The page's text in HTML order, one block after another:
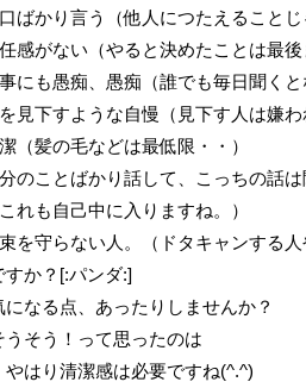
ばかり言う（他人につたえることじ
感がない（やると決めたことは最後
にも愚痴、愚痴（誰でも毎日聞くと
見下すような自慢（見下す人は嫌わ
（髪の毛などは最低限・・）
のことばかり話して、こっちの話は
れも自己中に入りますね。）
を守らない人。（ドタキャンする人
すか？[:パンダ:]
になる点、あったりしませんか？
うそう！って思ったのは
やはり清潔感は必要ですね(^.^)